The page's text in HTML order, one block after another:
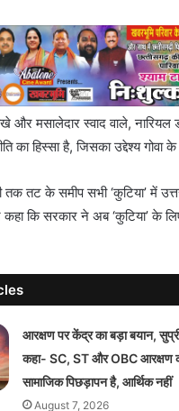
और मसालेदार स्वाद वाले,
का हिस्सा है, जिसका उद्देश्य गोवा
तक तट के समीप सभी ‘कुटिया’ में
कि सरकार ने अब ‘कुटिया’ के
आरक्षण पर केंद्र का बड़ा बयान,
कहा- SC, ST और OBC आरक्षण
सामाजिक पिछड़ापन है, आर्थिक नहीं
August 7, 2026